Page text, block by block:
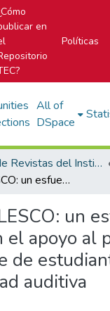
en
Políticas
All of
DSpace
Portal de Revistas del Instituto Tecnológico de Costa Rica
Traductor LESCO: un esfuerzo puntual en el apoyo al proceso de aprendizaje de estudiantes con discapacidad auditiva
un
el apoyo al
de
auditiva